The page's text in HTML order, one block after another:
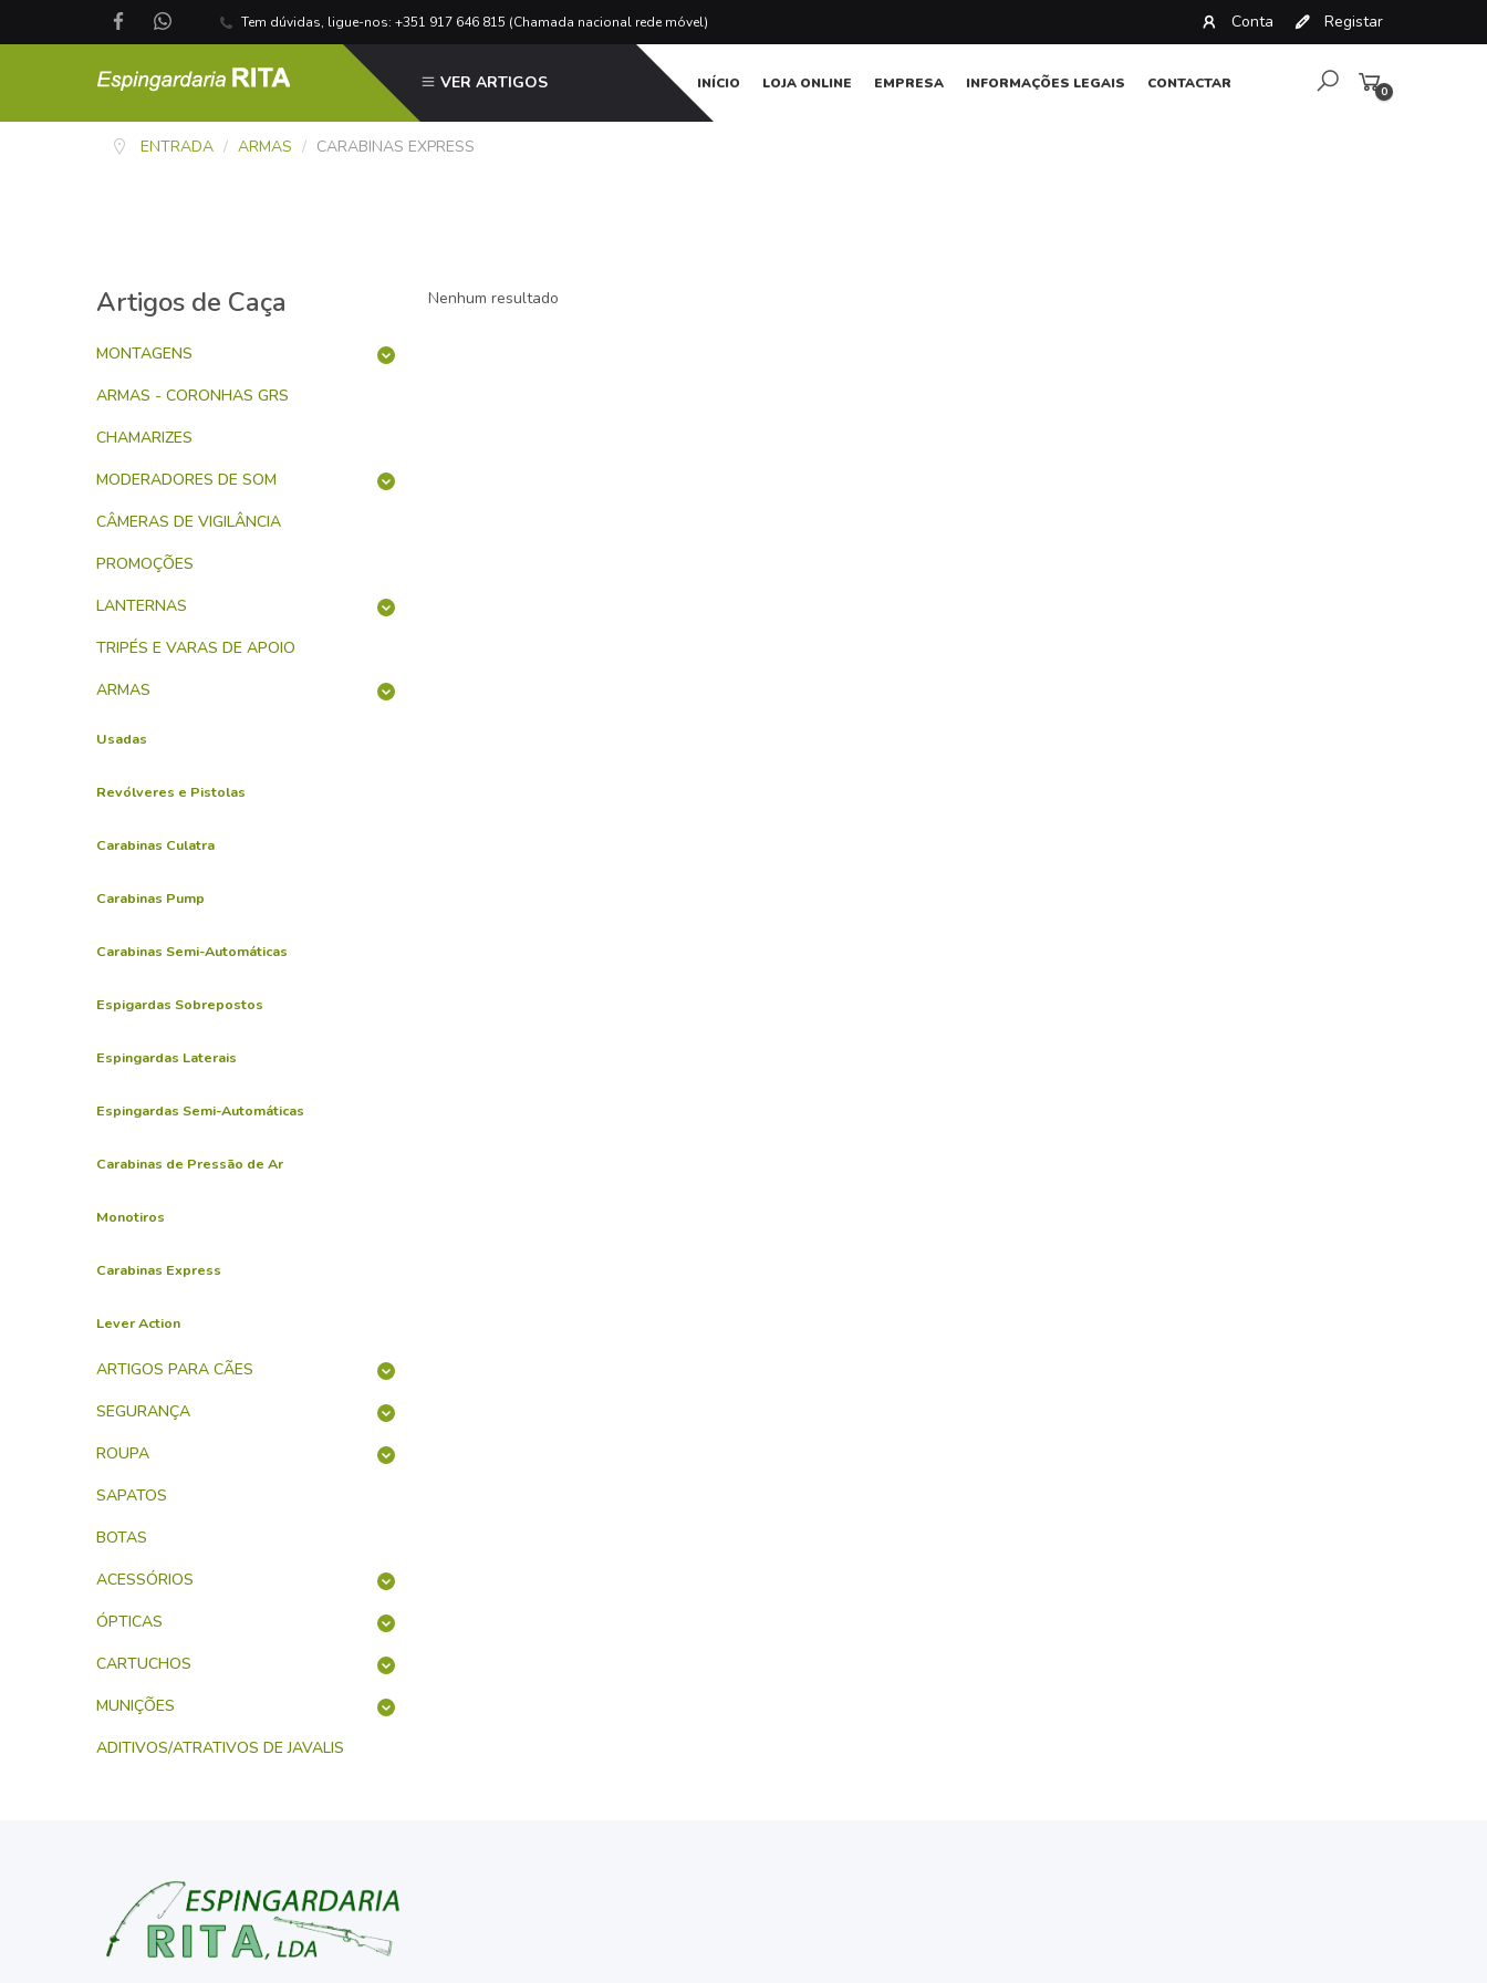
Tem dúvidas, ligue-nos: +351 917 646 815 (Chamada nacional rede móvel) Conta Registar
VER ARTIGOS INÍCIO LOJA ONLINE EMPRESA INFORMAÇÕES LEGAIS CONTACTAR
0
ENTRADA / ARMAS / CARABINAS EXPRESS
Artigos de Caça
MONTAGENS
ARMAS - CORONHAS GRS
CHAMARIZES
MODERADORES DE SOM
CÂMERAS DE VIGILÂNCIA
PROMOÇÕES
LANTERNAS
TRIPÉS E VARAS DE APOIO
ARMAS
Usadas
Revólveres e Pistolas
Carabinas Culatra
Carabinas Pump
Carabinas Semi-Automáticas
Espigardas Sobrepostos
Espingardas Laterais
Espingardas Semi-Automáticas
Carabinas de Pressão de Ar
Monotiros
Carabinas Express
Lever Action
ARTIGOS PARA CÃES
SEGURANÇA
ROUPA
SAPATOS
BOTAS
ACESSÓRIOS
ÓPTICAS
CARTUCHOS
MUNIÇÕES
ADITIVOS/ATRATIVOS DE JAVALIS
Nenhum resultado